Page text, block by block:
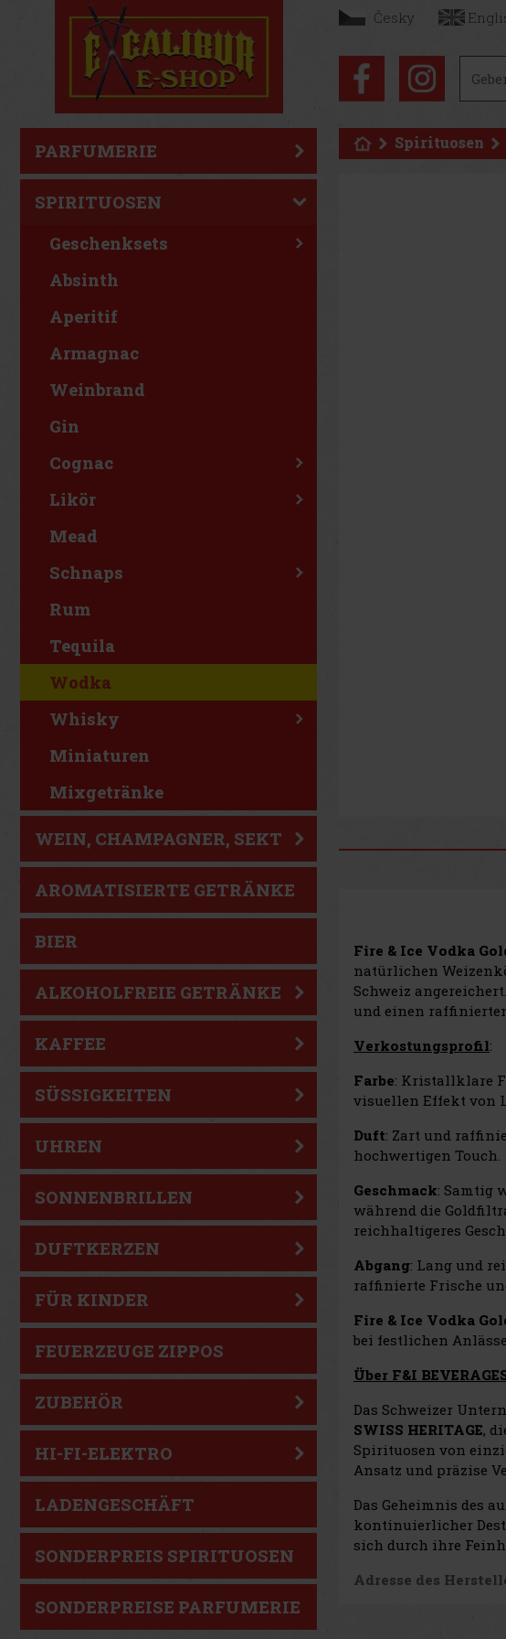
Česky
PARFUMERIE
SPIRITUOSEN
Geschenksets
Absinth
Aperitif
Armagnac
Weinbrand
Gin
Cognac
Likör
Mead
Schnaps
Rum
Tequila
Wodka
Whisky
Miniaturen
Mixgetränke
WEIN, CHAMPAGNER, SEKT
AROMATISIERTE GETRÄNKE
BIER
ALKOHOLFREIE GETRÄNKE
KAFFEE
SÜSSIGKEITEN
UHREN
SONNENBRILLEN
DUFTKERZEN
FÜR KINDER
FEUERZEUGE ZIPPOS
ZUBEHÖR
HI-FI-ELEKTRO
LADENGESCHÄFT
SONDERPREIS SPIRITUOSEN
SONDERPREISE PARFUMERIE
Spirituosen
Fire & Ice Vodka
natürlichen
Schweiz
und einen
Verkostungsprofil:
Farbe: Kristallklare
visuellen Effekt von
Duft: Zart und
hochwertigen Touch.
Geschmack: Samtig
während die
reichhaltigeres
Abgang: Lang und
raffinierte Frische
Fire & Ice Vodka
bei festlichen
Über F&I
Das Schweizer
SWISS HERITAGE,
Spirituosen von
Ansatz und präzise
Das Geheimnis des
kontinuierlicher
sich durch ihre
Adresse des